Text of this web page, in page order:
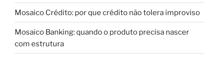
Mosaico Crédito: por que crédito não tolera improviso
Mosaico Banking: quando o produto precisa nascer
com estrutura